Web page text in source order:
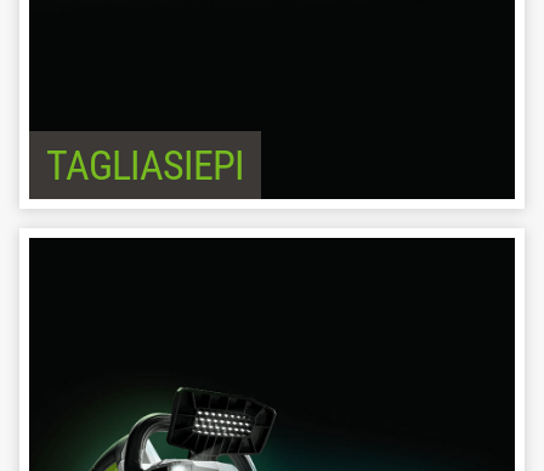
TAGLIASIEPI